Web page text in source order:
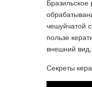
чешуйчатой
пользе
внешний
Секреты